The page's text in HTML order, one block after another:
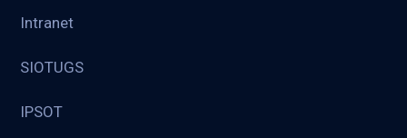
Intranet
SIOTUGS
IPSOT